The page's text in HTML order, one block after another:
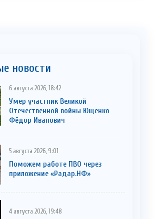
новости
6 августа 2026, 18:42
Умер участник Великой
Отечественной войны Ющенко
Фёдор Иванович
5 августа 2026, 9:01
Поможем работе ПВО через
приложение «Радар.НФ»
4 августа 2026, 19:48